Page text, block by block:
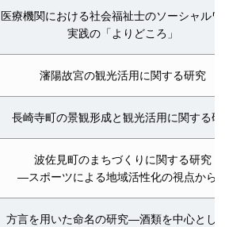
医療機関における社会福祉士のソーシャル
実践の「よりどころ」
瀋陽故宮の観光活用に関する研究
長崎寺町の景観形成と観光活用に関する研
波佐見町のまちづくりに関する研究
―スポーツによる地域活性化の視点から
方言を用いた命名の研究―酒類を中心とし